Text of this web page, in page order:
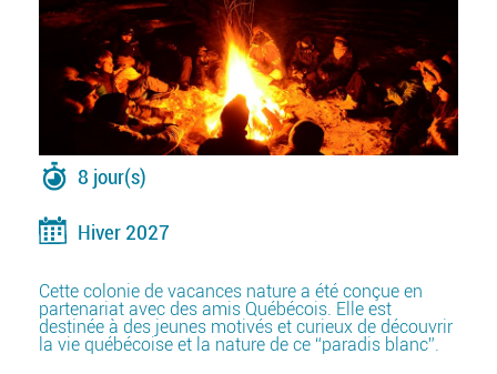
8 jour(s)
Hiver 2027
Cette colonie de vacances nature a été conçue en
partenariat avec des amis Québécois. Elle est
destinée à des jeunes motivés et curieux de découvrir
la vie québécoise et la nature de ce “paradis blanc”.